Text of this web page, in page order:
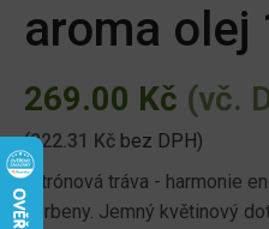
aroma olej
269.00 Kč (vč.
(222.31 Kč bez DPH)
Citrónová tráva - harmonie
verbeny. Jemný květinový